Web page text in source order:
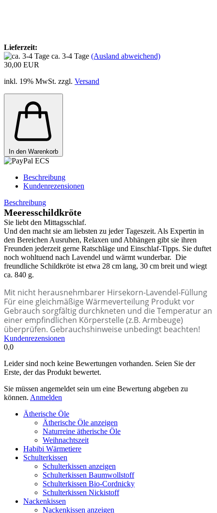
Lieferzeit:
ca. 3-4 Tage (Ausland abweichend)
30,00 EUR
inkl. 19% MwSt. zzgl. Versand
In den Warenkorb
Beschreibung
Kundenrezensionen
Beschreibung
Meeresschildkröte
Sie liebt den Mittagsschlaf.
Und den macht sie am liebsten zu jeder Tageszeit. Als Expertin in
den Bereichen Ausruhen, Relaxen und Abhängen gibt sie ihren
Freunden jederzeit gerne Ratschläge und Einschlaf-Tipps. Sie duftet
noch wohltuend nach Lavendel und wärmt wunderbar. Die
freundliche Schildkröte ist etwa 28 cm lang, 30 cm breit und wiegt
ca. 840 g.
Mit nicht herausnehmbarer Hirsekorn-Lavendel-Füllung
Für eine gleichmäßige Wärmeverteilung Produkt vor
Gebrauch sorgfältig durchkneten und die Temperatur an
einer empfindlichen Körperstelle (z.B. Armbeuge)
überprüfen. Gebrauchshinweise unbedingt beachten!
Kundenrezensionen
0,0
Leider sind noch keine Bewertungen vorhanden. Seien Sie der
Erste, der das Produkt bewertet.
Sie müssen angemeldet sein um eine Bewertung abgeben zu
können. Anmelden
Ätherische Öle
Ätherische Öle anzeigen
Naturreine ätherische Öle
Weihnachtszeit
Habibi Wärmetiere
Schulterkissen
Schulterkissen anzeigen
Schulterkissen Baumwollstoff
Schulterkissen Bio-Cordnicky
Schulterkissen Nickistoff
Nackenkissen
Nackenkissen anzeigen